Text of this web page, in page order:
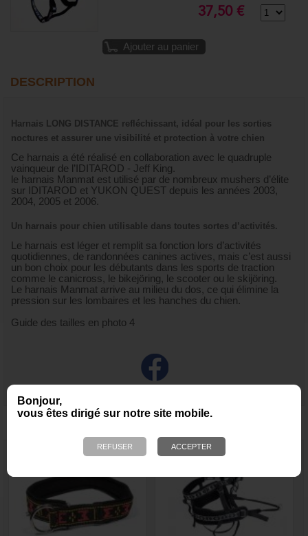
Bonjour,
vous êtes dirigé sur notre site mobile.
37,50 €
Ajouter au panier
DESCRIPTION
Harnais LONG DISTANCE refléchissant, idéal pour les sorties
noctures et assurer une visibilité et protection à votre chien
Ce harnais a été réalisé en collaboration avec le quadruple
vainqueur de l’IDITAROD - Jeff King.
le harnais Manmat est utilisé par de nombreux mushers d’élite
sur IDITAROD et YUKON QUEST depuis les années 2003,
2004, 2005 et 2006.
Un harnais pour chien utilisable dans toutes sortes d’activités.
Le harnais est léger et remplit sa fonction lors d’activités
quotidiennes, de randonnées canines actives, mais c’est aussi
un bon choix pour les débutants dans les sports de traction
comme le canicross, le bikejöring, le scooter ou le skijöring.
Le harnais Manmat arrive au milieu du dos, ce qui élimine la
pression sur les lombaires et les hanches du chien.
Guide des tailles en photo 4